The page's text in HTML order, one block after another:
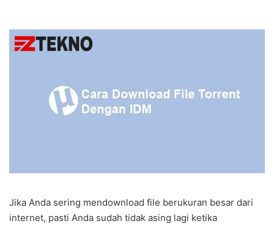
Jika Anda sering mendownload file berukuran besar dari
internet, pasti Anda sudah tidak asing lagi ketika